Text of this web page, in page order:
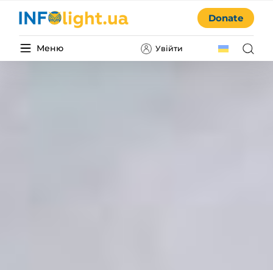
Меню Увійти
Donate